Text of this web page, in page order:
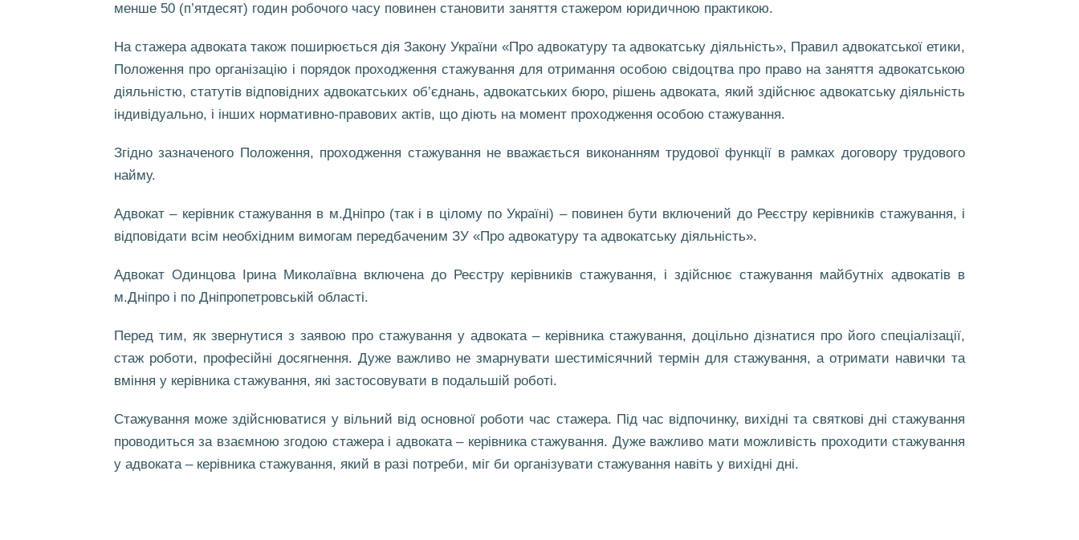
менше 50 (п’ятдесят) годин робочого часу повинен становити заняття стажером юридичною практикою.
На стажера адвоката також поширюється дія Закону України «Про адвокатуру та адвокатську діяльність», Правил адвокатської етики,
Положення про організацію і порядок проходження стажування для отримання особою свідоцтва про право на заняття адвокатською
діяльністю, статутів відповідних адвокатських об’єднань, адвокатських бюро, рішень адвоката, який здійснює адвокатську діяльність
індивідуально, і інших нормативно-правових актів, що діють на момент проходження особою стажування.
Згідно зазначеного Положення, проходження стажування не вважається виконанням трудової функції в рамках договору трудового
найму.
Адвокат – керівник стажування в м.Дніпро (так і в цілому по Україні) – повинен бути включений до Реєстру керівників стажування, і
відповідати всім необхідним вимогам передбаченим ЗУ «Про адвокатуру та адвокатську діяльність».
Адвокат Одинцова Ірина Миколаївна включена до Реєстру керівників стажування, і здійснює стажування майбутніх адвокатів в
м.Дніпро і по Дніпропетровській області.
Перед тим, як звернутися з заявою про стажування у адвоката – керівника стажування, доцільно дізнатися про його спеціалізації,
стаж роботи, професійні досягнення. Дуже важливо не змарнувати шестимісячний термін для стажування, а отримати навички та
вміння у керівника стажування, які застосовувати в подальшій роботі.
Стажування може здійснюватися у вільний від основної роботи час стажера. Під час відпочинку, вихідні та святкові дні стажування
проводиться за взаємною згодою стажера і адвоката – керівника стажування. Дуже важливо мати можливість проходити стажування
у адвоката – керівника стажування, який в разі потреби, міг би організувати стажування навіть у вихідні дні.